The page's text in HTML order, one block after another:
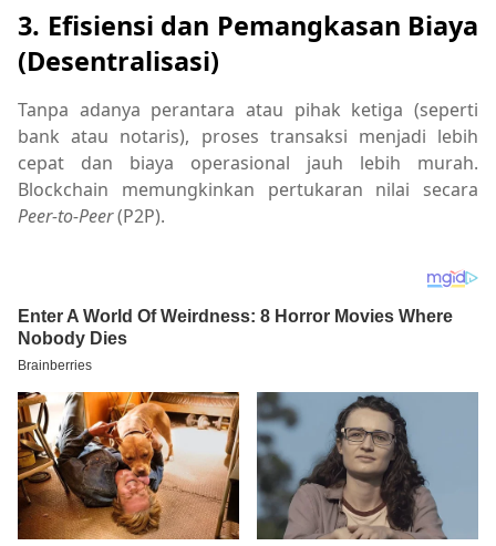
3. Efisiensi dan Pemangkasan Biaya
(Desentralisasi)
Tanpa adanya perantara atau pihak ketiga (seperti
bank atau notaris), proses transaksi menjadi lebih
cepat dan biaya operasional jauh lebih murah.
Blockchain memungkinkan pertukaran nilai secara
Peer-to-Peer(P2P).